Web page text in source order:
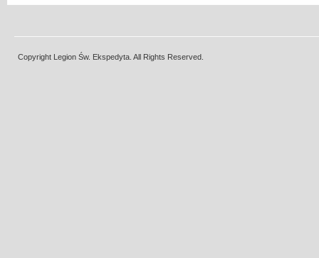
Copyright Legion Św. Ekspedyta. All Rights Reserved.